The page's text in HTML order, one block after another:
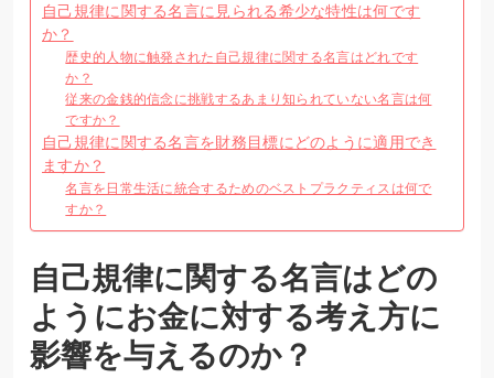
自己規律に関する名言に見られる希少な特性は何です
か？
歴史的人物に触発された自己規律に関する名言はどれです
か？
従来の金銭的信念に挑戦するあまり知られていない名言は何
ですか？
自己規律に関する名言を財務目標にどのように適用でき
ますか？
名言を日常生活に統合するためのベストプラクティスは何で
すか？
自己規律に関する名言はどの
ようにお金に対する考え方に
影響を与えるのか？